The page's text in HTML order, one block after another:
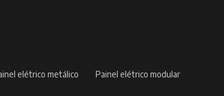
elétrico metálico painel elétrico modular